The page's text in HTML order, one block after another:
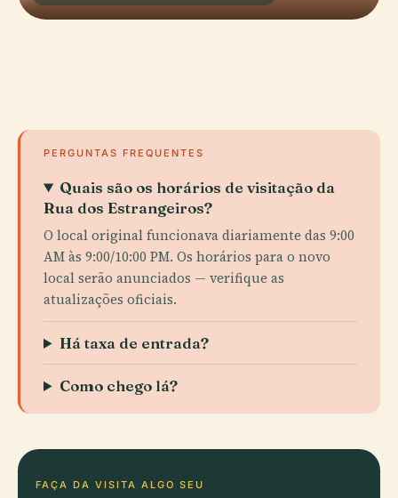
PERGUNTAS FREQUENTES
Quais são os horários de visitação da
Rua dos Estrangeiros?
O local original funcionava diariamente das 9:00
AM às 9:00/10:00 PM. Os horários para o novo
local serão anunciados — verifique as
atualizações oficiais.
Há taxa de entrada?
Como chego lá?
FAÇA DA VISITA ALGO SEU